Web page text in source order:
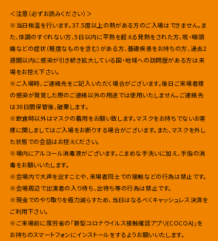
＜注意（必ずお読みください）＞
※当日検温を行います。37.5度以上の熱がある方のご入場はできません。ま
た、体調のすぐれない方、5日以内に平熱を超える発熱をされた方、咳・咽頭
痛などの症状（軽度なものを含む）がある方、基礎疾患をお持ちの方、過去2
週間以内に感染が引き続き拡大している国・地域への訪問歴がある方は来
場をお控え下さい。
※ご入場時、ご連絡先をご記入いただく場合がございます。後日ご来場者様
の感染が発覚した際のご連絡以外の用途では使用いたしません。ご連絡先
は30日間保管後、破棄します。
※飲食時以外はマスクの着用をお願い致します。マスクをお持ちでないお客
様に関しましてはご入場をお断りする場合がございます。また、マスクを外し
た状態での会話はお控えください。
※場内にアルコール消毒液がございます。こまめな手洗いに加え、手指の消
毒をお願いいたします。
※会場内で大声を出すことや、来場者同士での接触などの行為は禁止です。
※会場周辺で出演者の入り待ち、出待ち等の行為は禁止です。
※現金でのやり取りを極力減らすため、当日はなるべくキャッシュレス決済を
ご利用下さい。
※ご来場前に厚労省の「新型コロナウイルス接触確認アプリ(COCOA)」を
お持ちのスマートフォンにインストールをするようお願いいたします。